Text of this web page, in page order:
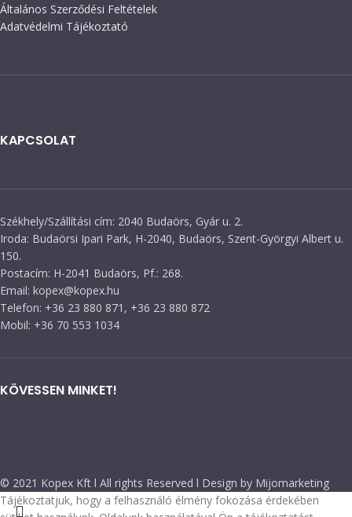
Általános Szerződési Feltételek
Adatvédelmi Tájékoztató
KAPCSOLAT
Székhely/Szállítási cím: 2040 Budaörs, Gyár u. 2.
Iroda: Budaörsi Ipari Park, H-2040, Budaörs, Szent-Györgyi Albert u.
150.
Postacím: H-2041 Budaörs, Pf.: 268.
Email: kopex@kopex.hu
Telefon: +36 23 880 871, +36 23 880 872
Mobil: +36 70 553 1034
KÖVESSEN MINKET!
© 2021 Kopex Kft l All rights Reserved l Design by Mijomarketing
Tájékoztatjuk, hogy a felhasználó élmény fokozása érdekében